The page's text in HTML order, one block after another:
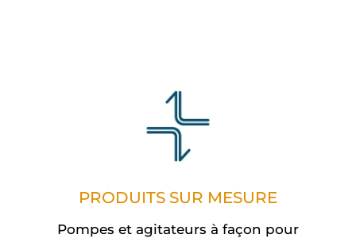
PRODUITS SUR MESURE
Pompes et agitateurs à façon pour